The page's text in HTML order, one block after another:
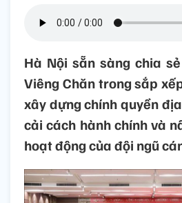
Hà Nội sẵn sàng chia
Viêng Chăn trong sắp
xây dựng chính quyền
cải cách hành chính và
hoạt động của đội ngũ